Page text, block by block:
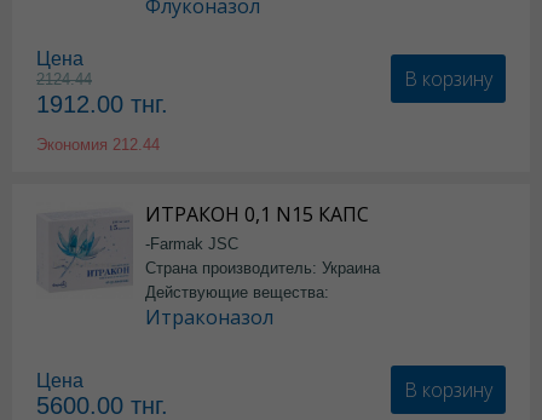
Флуконазол
Цена
2124.44
1912.00 тнг.
Экономия 212.44
В корзину
ИТРАКОН 0,1 N15 КАПС
-Farmak JSC
Страна производитель: Украина
Действующие вещества:
Итраконазол
Цена
5600.00 тнг.
В корзину